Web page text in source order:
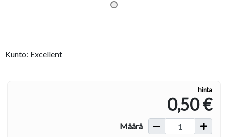
Kunto: Excellent
hinta
0,50 €
Määrä